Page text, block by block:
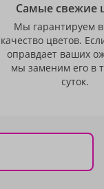
Самые свежие
Мы гарантируем
качество цветов.
оправдает ваших
мы заменим его в
суток.